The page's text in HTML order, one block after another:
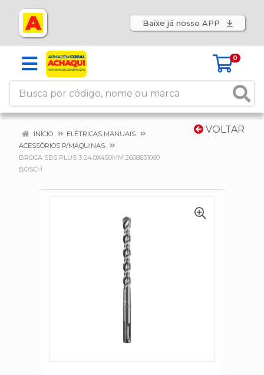
Baixe já nosso APP
0
VOLTAR
INÍCIO
ELÉTRICAS MANUAIS
ACESSÓRIOS P/MAQUINAS
BROCA SDS PLUS 3 24,0X450MM 2608831060
BOSCH